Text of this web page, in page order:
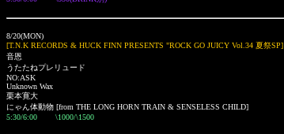
8/20(MON)
[T.N.K RECORDS & HUCK FINN PRESENTS "ROCK GO JUICY Vol.34 夏祭SP]
音恩
うたたねプレリュード
NO:ASK
Unknown Wax
栗本寛大
にゃん体動物 [from THE LONG HORN TRAIN & SENSELESS CHILD]
5:30/6:00 \1000/\1500